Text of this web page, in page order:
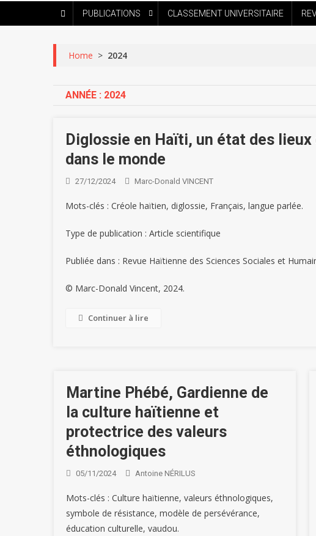
PUBLICATIONS CLASSEMENT UNIVERSITAIRE
Home > 2024
ANNÉE : 2024
Diglossie en Haïti, un état des
dans le monde
27/12/2024 Marc-Donald VINCENT
Mots-clés : Créole haïtien, diglossie, Français, langue parlée.
Type de publication : Article scientifique
Publiée dans : Revue Haïtienne des Sciences Sociales et
© Marc-Donald Vincent, 2024.
Continuer à lire
Martine Phébé, Gardienne de
la culture haïtienne et
protectrice des valeurs
éthnologiques
05/11/2024 Antoine NÉRILUS
Mots-clés : Culture haïtienne, valeurs éthnologiques,
symbole de résistance, modèle de persévérance,
éducation culturelle, vaudou.